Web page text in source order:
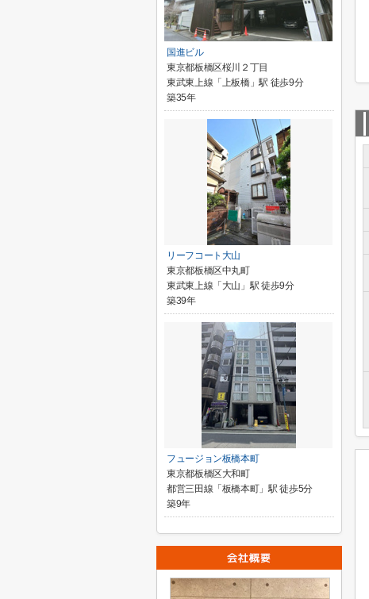
国進ビル
東京都板橋区桜川２丁目
東武東上線「上板橋」駅 徒歩9分
築35年
リーフコート大山
東京都板橋区中丸町
東武東上線「大山」駅 徒歩9分
築39年
フュージョン板橋本町
東京都板橋区大和町
都営三田線「板橋本町」駅 徒歩5分
築9年